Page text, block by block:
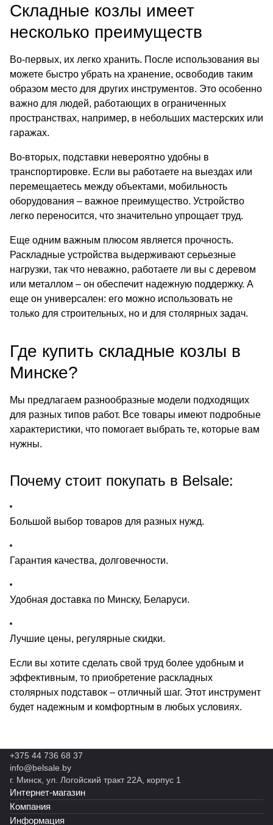
Складные козлы имеет
несколько преимуществ
Во-первых, их легко хранить. После использования вы
можете быстро убрать на хранение, освободив таким
образом место для других инструментов. Это особенно
важно для людей, работающих в ограниченных
пространствах, например, в небольших мастерских или
гаражах.
Во-вторых, подставки невероятно удобны в
транспортировке. Если вы работаете на выездах или
перемещаетесь между объектами, мобильность
оборудования – важное преимущество. Устройство
легко переносится, что значительно упрощает труд.
Еще одним важным плюсом является прочность.
Раскладные устройства выдерживают серьезные
нагрузки, так что неважно, работаете ли вы с деревом
или металлом – он обеспечит надежную поддержку. А
еще он универсален: его можно использовать не
только для строительных, но и для столярных задач.
Где купить складные козлы в
Минске?
Мы предлагаем разнообразные модели подходящих
для разных типов работ. Все товары имеют подробные
характеристики, что помогает выбрать те, которые вам
нужны.
Почему стоит покупать в Belsale:
Большой выбор товаров для разных нужд.
Гарантия качества, долговечности.
Удобная доставка по Минску, Беларуси.
Лучшие цены, регулярные скидки.
Если вы хотите сделать свой труд более удобным и
эффективным, то приобретение раскладных
столярных подставок – отличный шаг. Этот инструмент
будет надежным и комфортным в любых условиях.
+375 44 736 68 37
info@belsale.by
г. Минск, ул. Логойский тракт 22А, корпус 1
Интернет-магазин
Компания
Информация